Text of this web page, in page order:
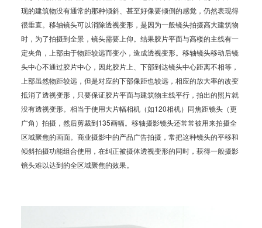
现的建筑物没有通常的那种倾斜、甚至好像要倾倒的感觉，仍然表现得
很垂直。移轴镜头可以消除透视变形，是因为一般镜头拍摄高大建筑物
时，为了拍摄到全景，镜头需要上仰。结果胶片平面与高楼的主线有一
定夹角，上部由于物距较远而变小，造成透视变形。移轴镜头移动后镜
头中心不通过胶片中心，因此胶片上、下部到达镜头中心距离不相等，
上部虽然物距较远，但是对应的下部像距也较远，相应的放大率的改变
抵消了透视变形，只要保证胶片平面与建筑物主线平行，拍出的照片就
没有透视变形。相当于使用大片幅相机（如120相机）同焦距镜头（更
广角）拍摄，然后剪裁到135画幅。移轴摄影镜头还常常被用来拍摄全
区域聚焦的画面。商业摄影中的产品广告拍摄，常把这种镜头的平移和
倾斜拍摄功能组合使用，在纠正被摄体透视变形的同时，获得一般摄影
镜头难以达到的全区域聚焦的效果。